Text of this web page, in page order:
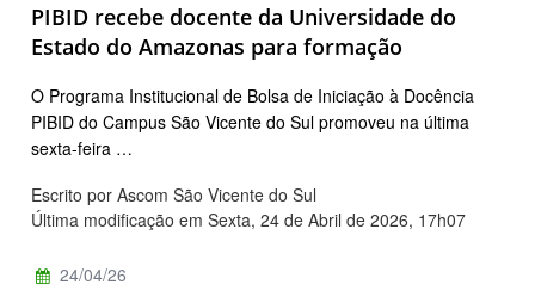
PIBID recebe docente da Universidade do
Estado do Amazonas para formação
O Programa Institucional de Bolsa de Iniciação à Docência
PIBID do Campus São Vicente do Sul promoveu na última
sexta-feira …
Escrito por Ascom São Vicente do Sul
Última modificação em Sexta, 24 de Abril de 2026, 17h07
24/04/26